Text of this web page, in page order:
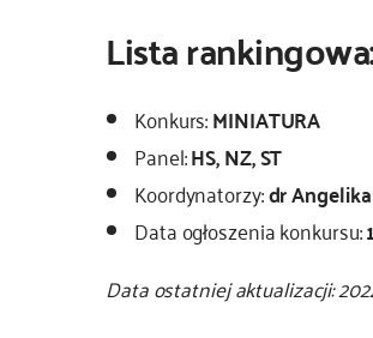
JS
Lista
Konkurs:MINIATURA
Panel:HS, NZ, ST
Koordynatorzy:dr
Data ogłoszenia konkursu:
Data ostatniej aktualizacji: